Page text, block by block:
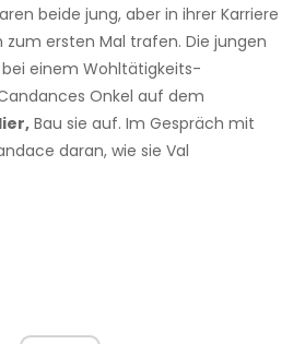
beide jung, aber in ihrer Karriere
zum ersten Mal trafen. Die jungen
einem Wohltätigkeits-
Onkel auf dem
Bau sie auf. Im Gespräch mit
daran, wie sie Val